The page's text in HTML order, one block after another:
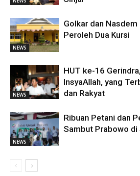
NEWS
Golkar dan Nasdem
Peroleh Dua Kursi
NEWS
HUT ke-16
InsyaAllah, yang
dan Rakyat
NEWS
Ribuan Petani dan
Sambut Prabowo di